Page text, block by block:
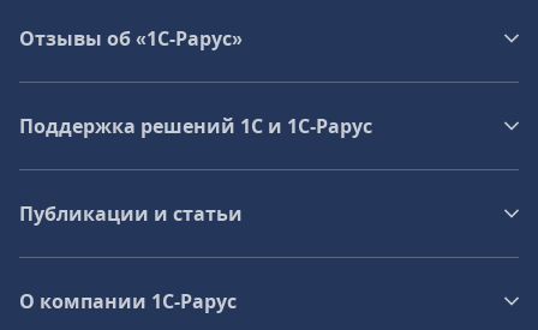
Отзывы об «1С-Рарус»
Поддержка решений 1С и 1С‑Рарус
Публикации и статьи
О компании 1C-Рарус